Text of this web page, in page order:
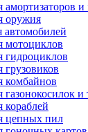
амортизаторов и
оружия
автомобилей
мотоциклов
гидроциклов
грузовиков
комбайнов
газонокосилок и
кораблей
цепных пил